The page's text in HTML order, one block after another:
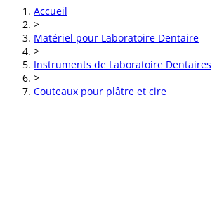
Accueil
>
Matériel pour Laboratoire Dentaire
>
Instruments de Laboratoire Dentaires
>
Couteaux pour plâtre et cire